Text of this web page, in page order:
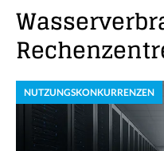
NUTZUNGSKONKURRENZEN